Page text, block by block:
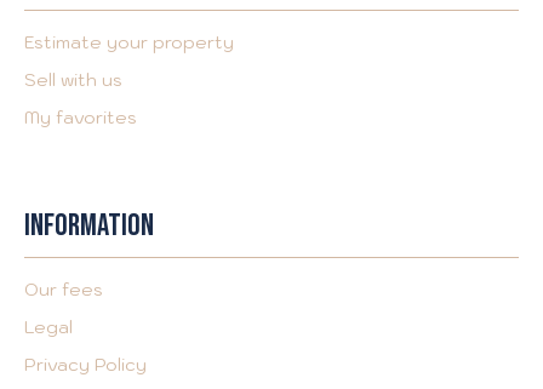
Estimate your property
Sell with us
My favorites
INFORMATION
Our fees
Legal
Privacy Policy